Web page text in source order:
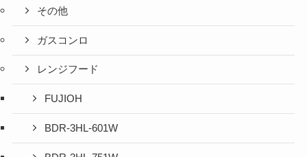
その他
ガスコンロ
レンジフード
FUJIOH
BDR-3HL-601W